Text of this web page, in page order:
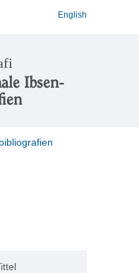
English
Ibsen-